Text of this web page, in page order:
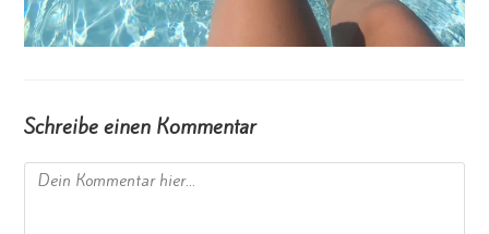
Schreibe einen Kommentar